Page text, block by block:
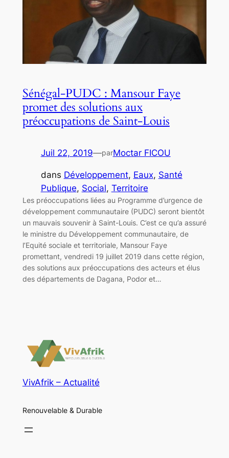
Sénégal-PUDC : Mansour Faye
promet des solutions aux
préoccupations de Saint-Louis
Juil 22, 2019—parMoctar FICOU
dans Développement, Eaux, Santé
Publique, Social, Territoire
Les préoccupations liées au Programme d’urgence de
développement communautaire (PUDC) seront bientôt
un mauvais souvenir à Saint-Louis. C’est ce qu’a assuré
le ministre du Développement communautaire, de
l’Equité sociale et territoriale, Mansour Faye
promettant, vendredi 19 juillet 2019 dans cette région,
des solutions aux préoccupations des acteurs et élus
des départements de Dagana, Podor et…
VivAfrik – Actualité
Renouvelable & Durable